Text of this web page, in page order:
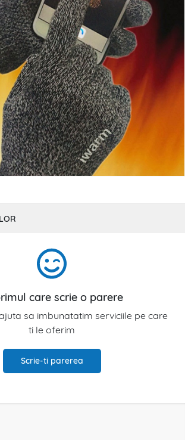
care scrie o parere
sa imbunatatim serviciile pe care
ti le oferim
Scrie-ti parerea